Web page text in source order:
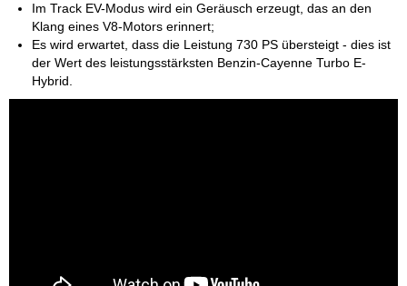
Im Track EV-Modus wird ein Geräusch erzeugt, das an den
Klang eines V8-Motors erinnert;
Es wird erwartet, dass die Leistung 730 PS übersteigt - dies ist
der Wert des leistungsstärksten Benzin-Cayenne Turbo E-
Hybrid.